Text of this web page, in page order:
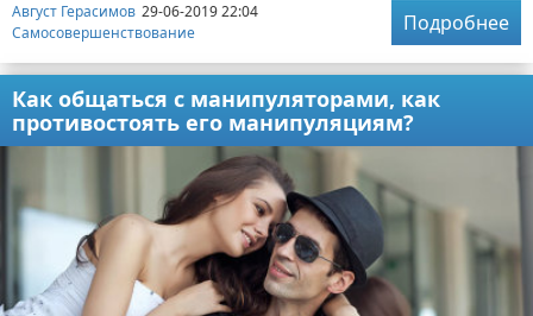
Август Герасимов 29-06-2019 22:04
Самосовершенствование
Подробнее
Как общаться с манипуляторами, как
противостоять его манипуляциям?